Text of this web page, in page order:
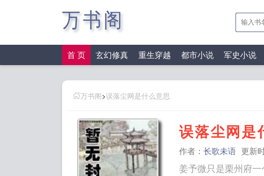
万书阁
首 页 玄幻修真 重生穿越 都市小说 军史小说
万书阁>误落尘网是什么意思
误落尘网是
作者： 长歌未语 更新
姜予微只是栗州府